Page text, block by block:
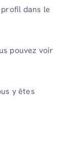
dans le
pouvez voir
y êtes